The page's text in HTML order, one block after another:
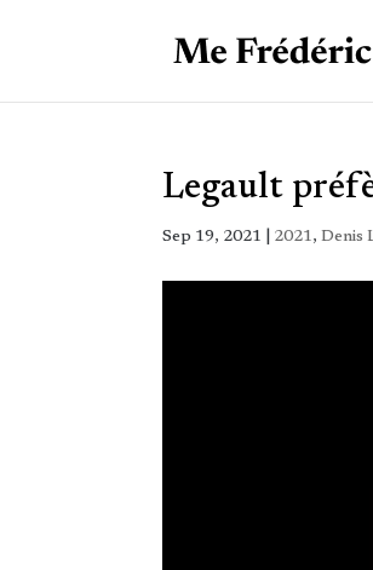
Legault
Sep 19, 2021 2021,Denis